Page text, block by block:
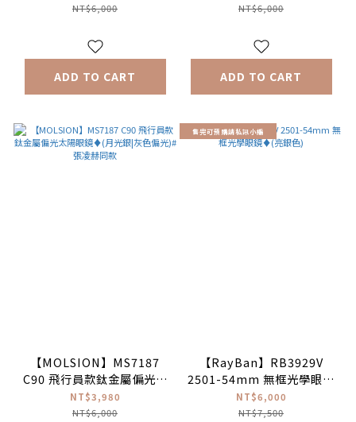
NT$6,000
ADD TO CART
NT$6,000
ADD TO CART
【MOLSION】MS7187
C90 飛行員款鈦金屬偏光太
陽眼鏡♦(月光銀|灰色偏
光)#張凌赫同款
NT$3,980
NT$6,000
售完可預購請私訊小編
【RayBan】RB3929V
2501-54mm 無框光學眼鏡
♦(亮銀色)
NT$6,000
NT$7,500